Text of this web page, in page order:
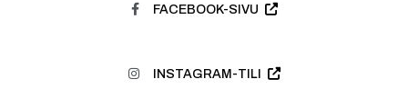
FACEBOOK-SIVU
INSTAGRAM-TILI